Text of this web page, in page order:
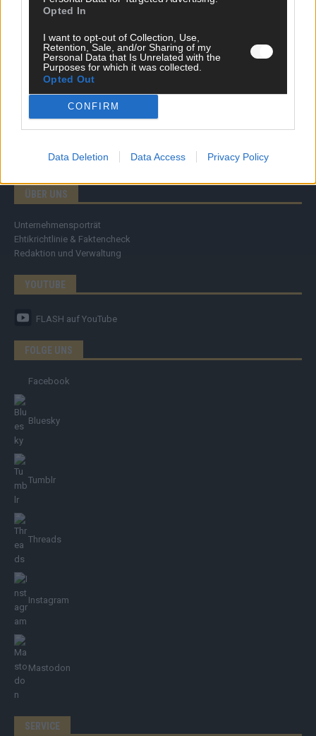
Opted In
I want to opt-out of Collection, Use,
Retention, Sale, and/or Sharing of my
Personal Data that Is Unrelated with the
Purposes for which it was collected.
Opted Out
CONFIRM
Data Deletion Data Access Privacy Policy
Meinung
Eurovision
FLASH – DAS VIDEOPORTAL
ÜBER UNS
Unternehmensporträt
Ehtikrichtlinie & Faktencheck
Redaktion und Verwaltung
YOUTUBE
FLASH auf YouTube
FOLGE UNS
Facebook
Bluesky
Tumblr
Threads
Instagram
Mastodon
SERVICE